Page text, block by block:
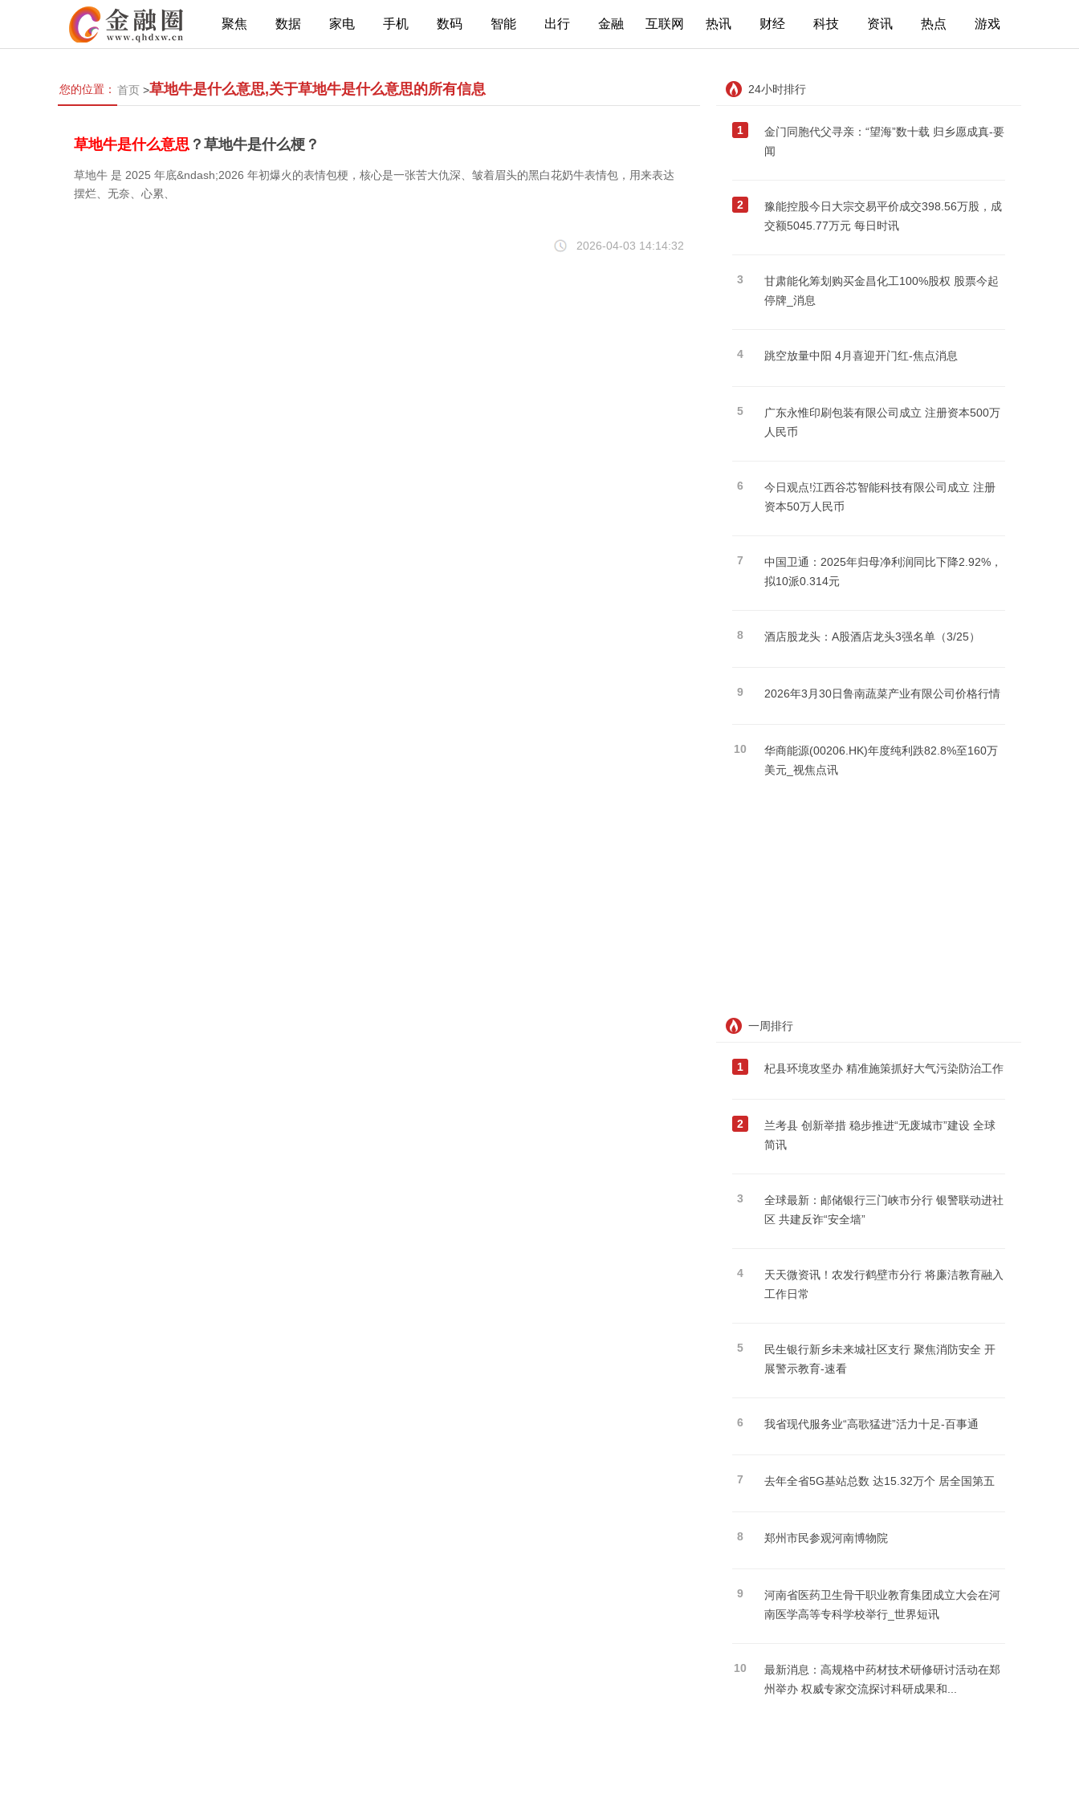
聚焦 数据 家电 手机 数码 智能 出行 金融 互联网 热讯 财经 科技 资讯 热点 游戏
您的位置： 首页 >草地牛是什么意思,关于草地牛是什么意思的所有信息
草地牛是什么意思 ？草地牛是什么梗？
草地牛 是 2025 年底&ndash;2026 年初爆火的表情包梗，核心是一张苦大仇深、皱着眉头的黑白花奶牛表情包，用来表达
摆烂、无奈、心累、
2026-04-03 14:14:32
24小时排行
1
金门同胞代父寻亲：“望海”数十载 归乡愿成真-要
闻
2
豫能控股今日大宗交易平价成交398.56万股，成
交额5045.77万元 每日时讯
3
甘肃能化筹划购买金昌化工100%股权 股票今起
停牌_消息
4 跳空放量中阳 4月喜迎开门红-焦点消息
5
广东永惟印刷包装有限公司成立 注册资本500万
人民币
6
今日观点!江西谷芯智能科技有限公司成立 注册
资本50万人民币
7
中国卫通：2025年归母净利润同比下降2.92%，
拟10派0.314元
8 酒店股龙头：A股酒店龙头3强名单（3/25）
9 2026年3月30日鲁南蔬菜产业有限公司价格行情
10
华商能源(00206.HK)年度纯利跌82.8%至160万
美元_视焦点讯
一周排行
1 杞县环境攻坚办 精准施策抓好大气污染防治工作
2
兰考县 创新举措 稳步推进“无废城市”建设 全球
简讯
3
全球最新：邮储银行三门峡市分行 银警联动进社
区 共建反诈“安全墙”
4
天天微资讯！农发行鹤壁市分行 将廉洁教育融入
工作日常
5
民生银行新乡未来城社区支行 聚焦消防安全 开
展警示教育-速看
6 我省现代服务业“高歌猛进”活力十足-百事通
7 去年全省5G基站总数 达15.32万个 居全国第五
8 郑州市民参观河南博物院
9
河南省医药卫生骨干职业教育集团成立大会在河
南医学高等专科学校举行_世界短讯
10
最新消息：高规格中药材技术研修研讨活动在郑
州举办 权威专家交流探讨科研成果和...